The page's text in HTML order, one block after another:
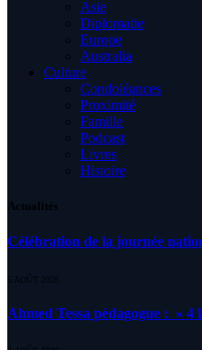
Asie
Diplomatie
Europe
Australia
Culture
Condoléances
Proximité
Famille
Podcast
Livres
Histoire
Actualités
Célébration de la journée
5 AOÛT 2026
Ahmed Tessa pédagogue : »